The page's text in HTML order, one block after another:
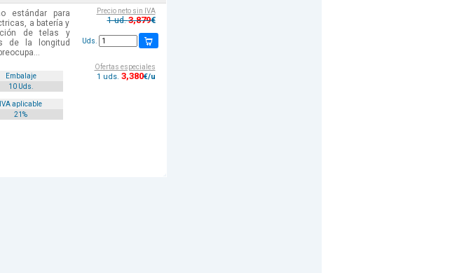
estándar para
a batería y
de telas y
de la longitud
Embalaje
10 Uds.
IVA aplicable
21%
Precio neto sin IVA
1 ud.3,879€
Uds.
Ofertas especiales
1 uds. 3,380€/u